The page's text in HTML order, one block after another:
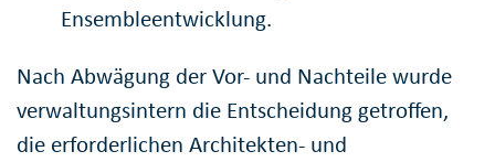
Ensembleentwicklung.
Nach Abwägung der Vor- und Nachteile wurde
verwaltungsintern die Entscheidung getroffen,
die erforderlichen Architekten- und